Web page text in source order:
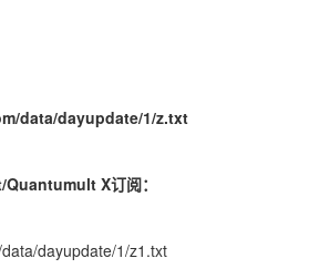
data/dayupdate/1/z.txt
X订阅：
dayupdate/1/z1.txt